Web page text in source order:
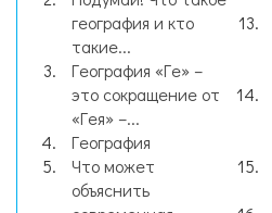
география и кто
такие...
География «Ге» –
это сокращение от
«Гея» –...
География
Что может
объяснить